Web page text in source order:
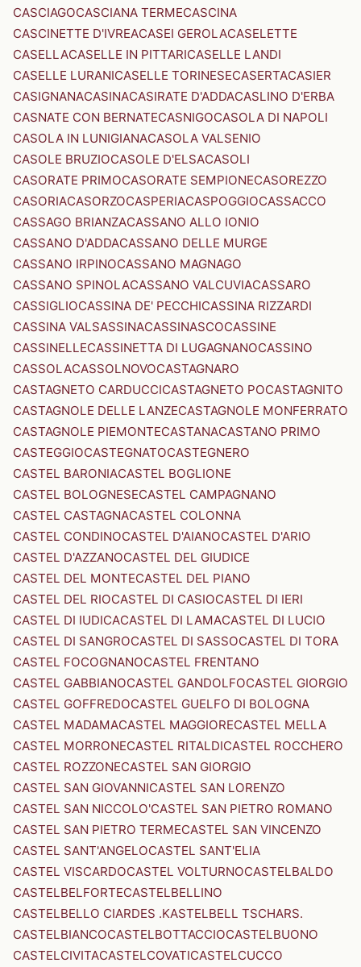
CASCIAGOCASCIANA TERMECASCINA
CASCINETTE D'IVREACASEI GEROLACASELETTE
CASELLACASELLE IN PITTARICASELLE LANDI
CASELLE LURANICASELLE TORINESECASERTACASIER
CASIGNANACASINACASIRATE D'ADDACASLINO D'ERBA
CASNATE CON BERNATECASNIGOCASOLA DI NAPOLI
CASOLA IN LUNIGIANACASOLA VALSENIO
CASOLE BRUZIOCASOLE D'ELSACASOLI
CASORATE PRIMOCASORATE SEMPIONECASOREZZO
CASORIACASORZOCASPERIACASPOGGIOCASSACCO
CASSAGO BRIANZACASSANO ALLO IONIO
CASSANO D'ADDACASSANO DELLE MURGE
CASSANO IRPINOCASSANO MAGNAGO
CASSANO SPINOLACASSANO VALCUVIACASSARO
CASSIGLIOCASSINA DE' PECCHICASSINA RIZZARDI
CASSINA VALSASSINACASSINASCOCASSINE
CASSINELLECASSINETTA DI LUGAGNANOCASSINO
CASSOLACASSOLNOVOCASTAGNARO
CASTAGNETO CARDUCCICASTAGNETO POCASTAGNITO
CASTAGNOLE DELLE LANZECASTAGNOLE MONFERRATO
CASTAGNOLE PIEMONTECASTANACASTANO PRIMO
CASTEGGIOCASTEGNATOCASTEGNERO
CASTEL BARONIACASTEL BOGLIONE
CASTEL BOLOGNESECASTEL CAMPAGNANO
CASTEL CASTAGNACASTEL COLONNA
CASTEL CONDINOCASTEL D'AIANOCASTEL D'ARIO
CASTEL D'AZZANOCASTEL DEL GIUDICE
CASTEL DEL MONTECASTEL DEL PIANO
CASTEL DEL RIOCASTEL DI CASIOCASTEL DI IERI
CASTEL DI IUDICACASTEL DI LAMACASTEL DI LUCIO
CASTEL DI SANGROCASTEL DI SASSOCASTEL DI TORA
CASTEL FOCOGNANOCASTEL FRENTANO
CASTEL GABBIANOCASTEL GANDOLFOCASTEL GIORGIO
CASTEL GOFFREDOCASTEL GUELFO DI BOLOGNA
CASTEL MADAMACASTEL MAGGIORECASTEL MELLA
CASTEL MORRONECASTEL RITALDICASTEL ROCCHERO
CASTEL ROZZONECASTEL SAN GIORGIO
CASTEL SAN GIOVANNICASTEL SAN LORENZO
CASTEL SAN NICCOLO'CASTEL SAN PIETRO ROMANO
CASTEL SAN PIETRO TERMECASTEL SAN VINCENZO
CASTEL SANT'ANGELOCASTEL SANT'ELIA
CASTEL VISCARDOCASTEL VOLTURNOCASTELBALDO
CASTELBELFORTECASTELBELLINO
CASTELBELLO CIARDES .KASTELBELL TSCHARS.
CASTELBIANCOCASTELBOTTACCIOCASTELBUONO
CASTELCIVITACASTELCOVATICASTELCUCCO